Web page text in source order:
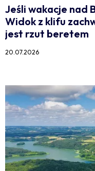
Jeśli wakacje nad
Widok z klifu
jest rzut beretem
20.07.2026